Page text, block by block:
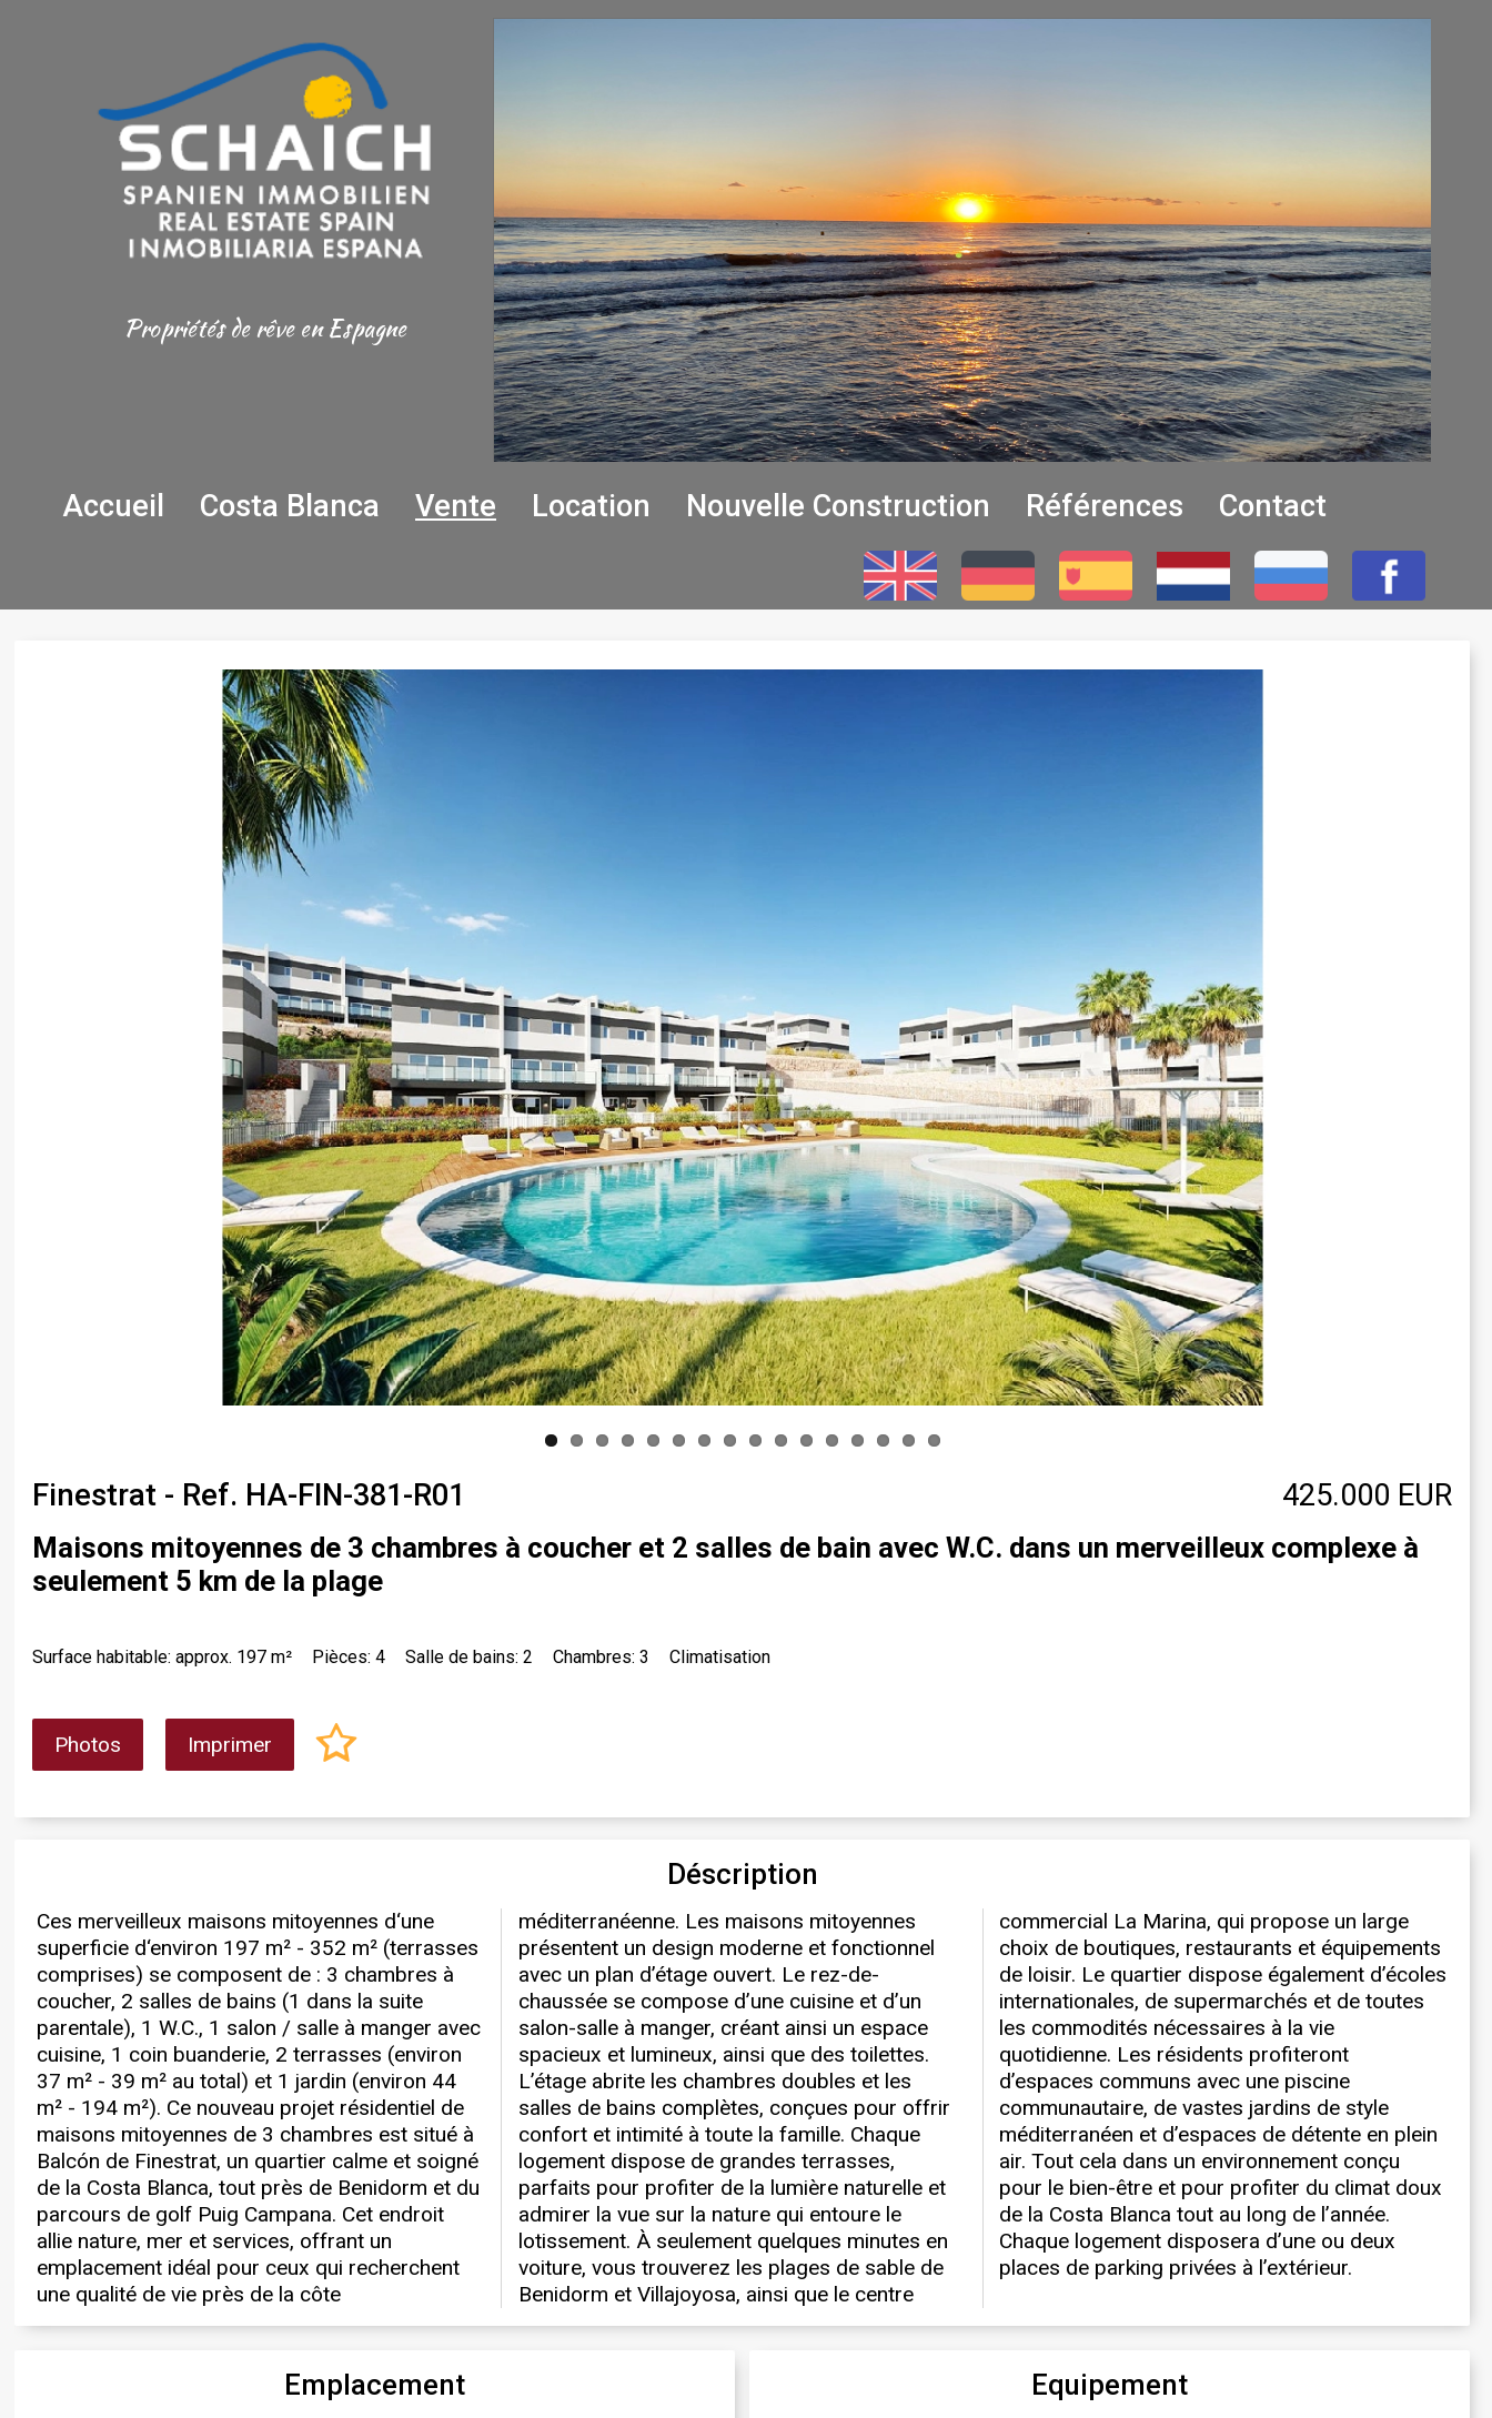
Propriétés de rêve en Espagne
Accueil Costa Blanca Vente Location Nouvelle Construction Références Contact
Finestrat - Ref. HA-FIN-381-R01 425.000 EUR
Maisons mitoyennes de 3 chambres à coucher et 2 salles de bain avec W.C. dans un merveilleux complexe à
seulement 5 km de la plage
Surface habitable: approx. 197 m² Pièces: 4 Salle de bains: 2 Chambres: 3 Climatisation
Photos Imprimer
Déscription
Ces merveilleux maisons mitoyennes d‘une
superficie d‘environ 197 m² - 352 m² (terrasses
comprises) se composent de : 3 chambres à
coucher, 2 salles de bains (1 dans la suite
parentale), 1 W.C., 1 salon / salle à manger avec
cuisine, 1 coin buanderie, 2 terrasses (environ
37 m² - 39 m² au total) et 1 jardin (environ 44
m² - 194 m²). Ce nouveau projet résidentiel de
maisons mitoyennes de 3 chambres est situé à
Balcón de Finestrat, un quartier calme et soigné
de la Costa Blanca, tout près de Benidorm et du
parcours de golf Puig Campana. Cet endroit
allie nature, mer et services, offrant un
emplacement idéal pour ceux qui recherchent
une qualité de vie près de la côte
méditerranéenne. Les maisons mitoyennes
présentent un design moderne et fonctionnel
avec un plan d’étage ouvert. Le rez-de-
chaussée se compose d’une cuisine et d’un
salon-salle à manger, créant ainsi un espace
spacieux et lumineux, ainsi que des toilettes.
L’étage abrite les chambres doubles et les
salles de bains complètes, conçues pour offrir
confort et intimité à toute la famille. Chaque
logement dispose de grandes terrasses,
parfaits pour profiter de la lumière naturelle et
admirer la vue sur la nature qui entoure le
lotissement. À seulement quelques minutes en
voiture, vous trouverez les plages de sable de
Benidorm et Villajoyosa, ainsi que le centre
commercial La Marina, qui propose un large
choix de boutiques, restaurants et équipements
de loisir. Le quartier dispose également d’écoles
internationales, de supermarchés et de toutes
les commodités nécessaires à la vie
quotidienne. Les résidents profiteront
d’espaces communs avec une piscine
communautaire, de vastes jardins de style
méditerranéen et d’espaces de détente en plein
air. Tout cela dans un environnement conçu
pour le bien-être et pour profiter du climat doux
de la Costa Blanca tout au long de l’année.
Chaque logement disposera d’une ou deux
places de parking privées à l’extérieur.
Emplacement Equipement